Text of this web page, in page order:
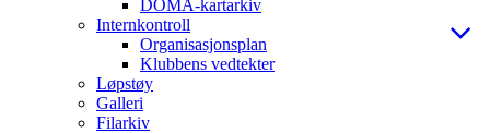
DOMA-kartarkiv
Internkontroll
Organisasjonsplan
Klubbens vedtekter
Løpstøy
Galleri
Filarkiv